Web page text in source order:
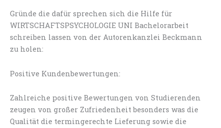
Gründe die dafür sprechen sich die Hilfe für
WIRTSCHAFTSPSYCHOLOGIE UNI Bachelorarbeit
schreiben lassen von der Autorenkanzlei Beckmann
zu holen:
Positive Kundenbewertungen:
Zahlreiche positive Bewertungen von Studierenden
zeugen von großer Zufriedenheit besonders was die
Qualität die termingerechte Lieferung sowie die